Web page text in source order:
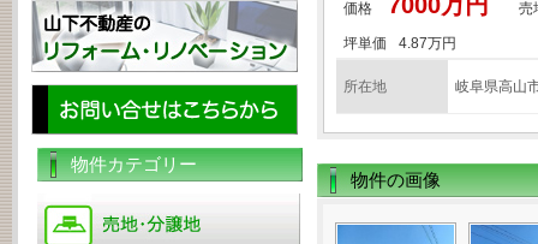
価格 売
坪単価 4.87万円
所在地 岐阜県高山
物件の画像
物件カテゴリー